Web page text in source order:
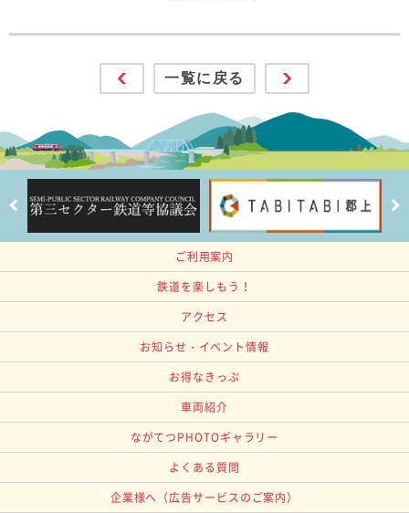
一覧に戻る
ご利用案内
鉄道を楽しもう！
アクセス
お知らせ・イベント情報
お得なきっぷ
車両紹介
ながてつPHOTOギャラリー
よくある質問
企業様へ （広告サービスのご案内）